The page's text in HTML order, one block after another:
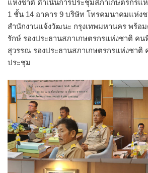
แห่งชาติ ดำเนินการประชุมสภาเกษตรกรแ
1 ชั้น 14 อาคาร 9 บริษัท โทรคมนาคมแห่ง
สำนักงานแจ้งวัฒนะ กรุงเทพมหานคร พร้อ
รักษ์ รองประธานสภาเกษตรกรแห่งชาติ ค
สุวรรณ รองประธานสภาเกษตรกรแห่งชาติ
ประชุม